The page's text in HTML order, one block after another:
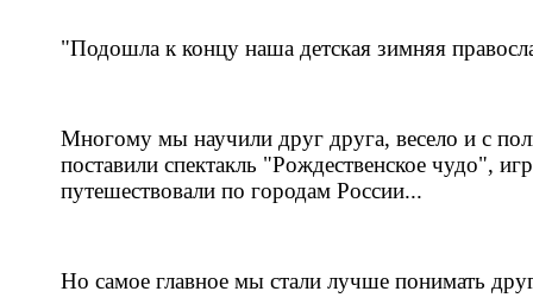
"Подошла к концу наша детская зимняя
Многому мы научили друг друга, весело и с
поставили спектакль "Рождественское чудо",
путешествовали по городам России...
Но самое главное мы стали лучше понимать